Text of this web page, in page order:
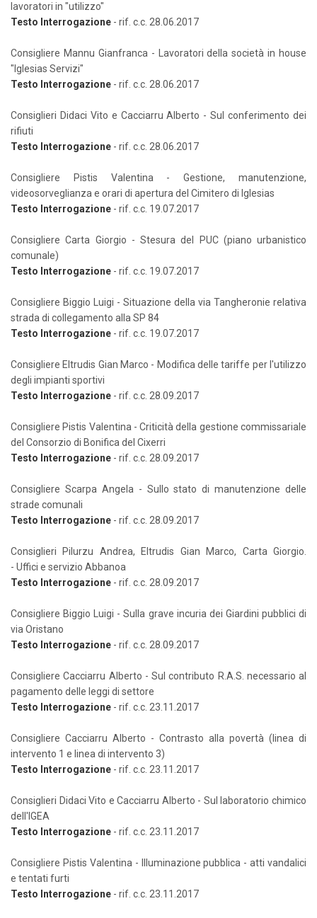
lavoratori in "utilizzo"
Testo Interrogazione - rif. c.c. 28.06.2017
Consigliere Mannu Gianfranca - Lavoratori della società in house
"Iglesias Servizi"
Testo Interrogazione - rif. c.c. 28.06.2017
Consiglieri Didaci Vito e Cacciarru Alberto - Sul conferimento dei
rifiuti
Testo Interrogazione - rif. c.c. 28.06.2017
Consigliere Pistis Valentina - Gestione, manutenzione,
videosorveglianza e orari di apertura del Cimitero di Iglesias
Testo Interrogazione - rif. c.c. 19.07.2017
Consigliere Carta Giorgio - Stesura del PUC (piano urbanistico
comunale)
Testo Interrogazione - rif. c.c. 19.07.2017
Consigliere Biggio Luigi - Situazione della via Tangheronie relativa
strada di collegamento alla SP 84
Testo Interrogazione - rif. c.c. 19.07.2017
Consigliere Eltrudis Gian Marco - Modifica delle tariffe per l'utilizzo
degli impianti sportivi
Testo Interrogazione - rif. c.c. 28.09.2017
Consigliere Pistis Valentina - Criticità della gestione commissariale
del Consorzio di Bonifica del Cixerri
Testo Interrogazione - rif. c.c. 28.09.2017
Consigliere Scarpa Angela - Sullo stato di manutenzione delle
strade comunali
Testo Interrogazione - rif. c.c. 28.09.2017
Consiglieri Pilurzu Andrea, Eltrudis Gian Marco, Carta Giorgio.
- Uffici e servizio Abbanoa
Testo Interrogazione - rif. c.c. 28.09.2017
Consigliere Biggio Luigi - Sulla grave incuria dei Giardini pubblici di
via Oristano
Testo Interrogazione - rif. c.c. 28.09.2017
Consigliere Cacciarru Alberto - Sul contributo R.A.S. necessario al
pagamento delle leggi di settore
Testo Interrogazione - rif. c.c. 23.11.2017
Consigliere Cacciarru Alberto - Contrasto alla povertà (linea di
intervento 1 e linea di intervento 3)
Testo Interrogazione - rif. c.c. 23.11.2017
Consiglieri Didaci Vito e Cacciarru Alberto - Sul laboratorio chimico
dell'IGEA
Testo Interrogazione - rif. c.c. 23.11.2017
Consigliere Pistis Valentina - Illuminazione pubblica - atti vandalici
e tentati furti
Testo Interrogazione - rif. c.c. 23.11.2017